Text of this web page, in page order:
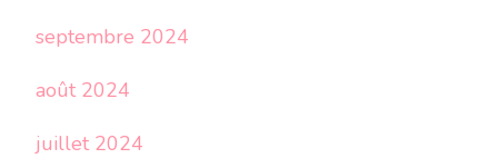
septembre 2024
août 2024
juillet 2024